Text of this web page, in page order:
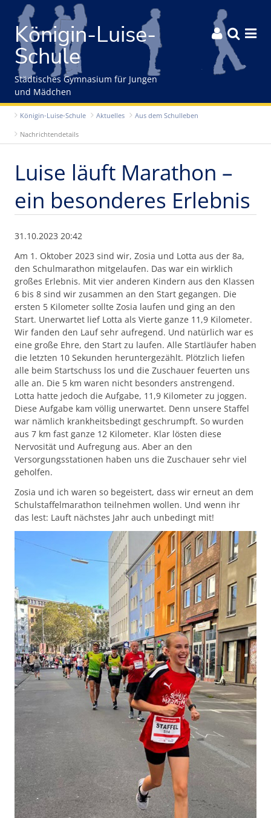
Gleich zum Inhalt der Seite springen
Königin-Luise-
Schule
  
Städtisches Gymnasium für Jungen
und Mädchen
Königin-Luise-Schule Aktuelles Aus dem Schulleben
Nachrichtendetails
Luise läuft Marathon –
ein besonderes Erlebnis
31.10.2023 20:42
Am 1. Oktober 2023 sind wir, Zosia und Lotta aus der 8a,
den Schulmarathon mitgelaufen. Das war ein wirklich
großes Erlebnis. Mit vier anderen Kindern aus den Klassen
6 bis 8 sind wir zusammen an den Start gegangen. Die
ersten 5 Kilometer sollte Zosia laufen und ging an den
Start. Unerwartet lief Lotta als Vierte ganze 11,9 Kilometer.
Wir fanden den Lauf sehr aufregend. Und natürlich war es
eine große Ehre, den Start zu laufen. Alle Startläufer haben
die letzten 10 Sekunden heruntergezählt. Plötzlich liefen
alle beim Startschuss los und die Zuschauer feuerten uns
alle an. Die 5 km waren nicht besonders anstrengend.
Lotta hatte jedoch die Aufgabe, 11,9 Kilometer zu joggen.
Diese Aufgabe kam völlig unerwartet. Denn unsere Staffel
war nämlich krankheitsbedingt geschrumpft. So wurden
aus 7 km fast ganze 12 Kilometer. Klar lösten diese
Nervosität und Aufregung aus. Aber an den
Versorgungsstationen haben uns die Zuschauer sehr viel
geholfen.
Zosia und ich waren so begeistert, dass wir erneut an dem
Schulstaffelmarathon teilnehmen wollen. Und wenn ihr
das lest: Lauft nächstes Jahr auch unbedingt mit!